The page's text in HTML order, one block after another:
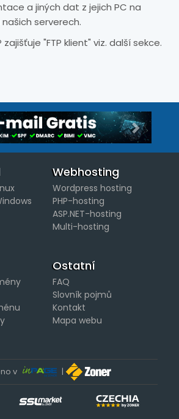
a jiných dat z jejich PC na
serverech.
"FTP klient" viz. další sekce.
Další
Webhosting
Wordpress hosting
PHP-hosting
ASP.NET-hosting
Multi-hosting
Ostatní
FAQ
Slovník pojmů
Kontakt
Mapa webu
v |